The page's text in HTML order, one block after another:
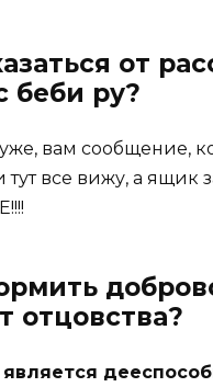
от
беби ру?
вам сообщение,
тут все вижу, а ящик
отцовства?
является